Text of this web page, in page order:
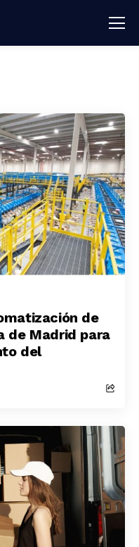
de
de Madrid para
del